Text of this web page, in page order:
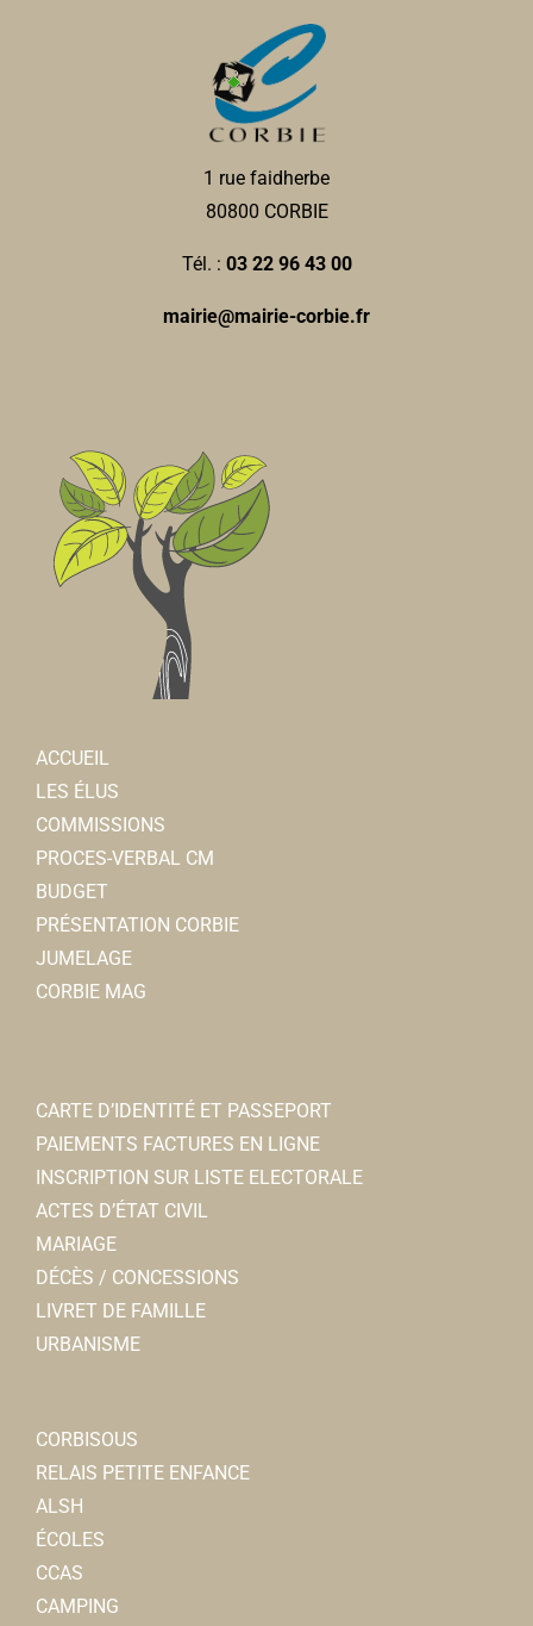
1 rue faidherbe
80800 CORBIE
Tél. : 03 22 96 43 00
mairie@mairie-corbie.fr
ACCUEIL
LES ÉLUS
COMMISSIONS
PROCES-VERBAL CM
BUDGET
PRÉSENTATION CORBIE
JUMELAGE
CORBIE MAG
CARTE D’IDENTITÉ ET PASSEPORT
PAIEMENTS FACTURES EN LIGNE
INSCRIPTION SUR LISTE ELECTORALE
ACTES D’ÉTAT CIVIL
MARIAGE
DÉCÈS / CONCESSIONS
LIVRET DE FAMILLE
URBANISME
CORBISOUS
RELAIS PETITE ENFANCE
ALSH
ÉCOLES
CCAS
CAMPING